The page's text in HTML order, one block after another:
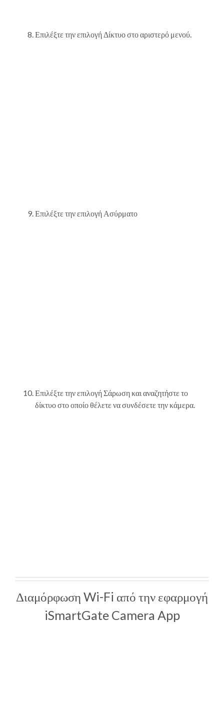
Επιλέξτε την επιλογή Δίκτυο στο αριστερό μενού.
Επιλέξτε την επιλογή Ασύρματο
Επιλέξτε την επιλογή Σάρωση και αναζητήστε το
δίκτυο στο οποίο θέλετε να συνδέσετε την κάμερα.
Διαμόρφωση Wi-Fi από την εφαρμογή
iSmartGate Camera App